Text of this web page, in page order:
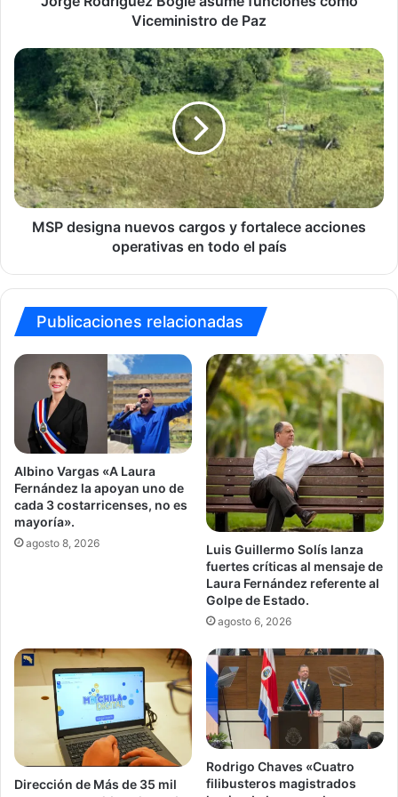
Viceministro de Paz
MSP
designa
nuevos
cargos
y
fortalece
acciones
operativas
en
todoMSP designa nuevos cargos y fortalece acciones
operativas en todo el país
Publicaciones relacionadas
Albino Vargas «A Laura
Fernández la apoyan uno de
cada 3 costarricenses, no es
mayoría».
agosto 8, 2026
Luis Guillermo Solís lanza
fuertes críticas al mensaje de
Laura Fernández referente al
Golpe de Estado.
agosto 6, 2026
Dirección de Más de 35 mil
Rodrigo Chaves «Cuatro
filibusteros magistrados